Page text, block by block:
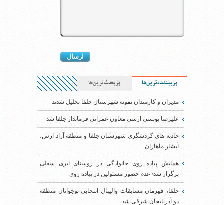
پربیننده‌ترین‌ها پربحث‌ترین‌ها
مدیران و کارمندان نمونه شهرستان جلفا تجلیل شدند
علیرضا یونسی ارسی معاون عمرانی فرماندار جلفا شد
جاذبه های گردشگری شهرستان جلفا و منطقه آزاد ارس،
آبشار ماهاران
همایش پیاده روی خانوادگی در روستای ایری سفلی
برگزار شد/ عدم حضور مسئولین در پیاده روی
جلفا، قهرمان مسابقات والیبال انتخابی نوجوانان منطقه
دو آذربایجان شرقی شد